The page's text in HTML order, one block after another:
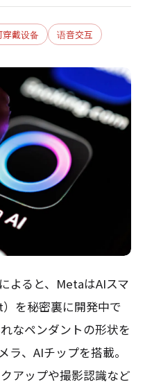
穿戴设备 语音交互
よると、MetaはAIスマ
を秘密裏に開発中で
なペンダントの形状を
ラ、AIチップを搭載。
アップや撮影認識など